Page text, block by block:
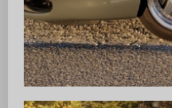
News / Events
News
Events